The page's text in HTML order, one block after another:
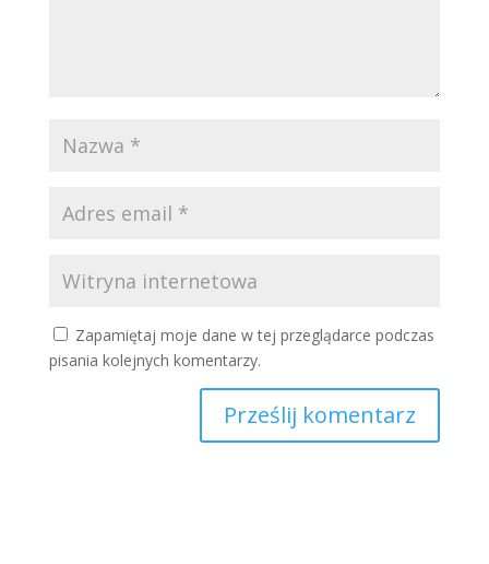
Zapamiętaj moje dane w tej przeglądarce podczas
pisania kolejnych komentarzy.